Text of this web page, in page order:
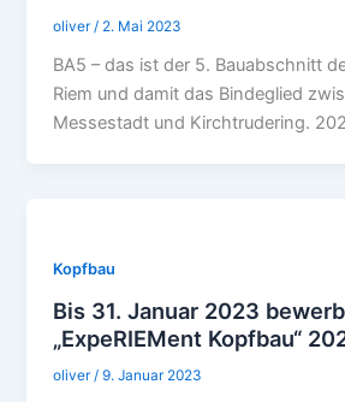
oliver / 2. Mai 2023
BA5 – das ist der 5. Bauabschnitt
Riem und damit das Bindeglied
Messestadt und Kirchtrudering.
Kopfbau
Bis 31. Januar 2023
„ExpeRIEMent Kopfbau“
oliver/9. Januar 2023